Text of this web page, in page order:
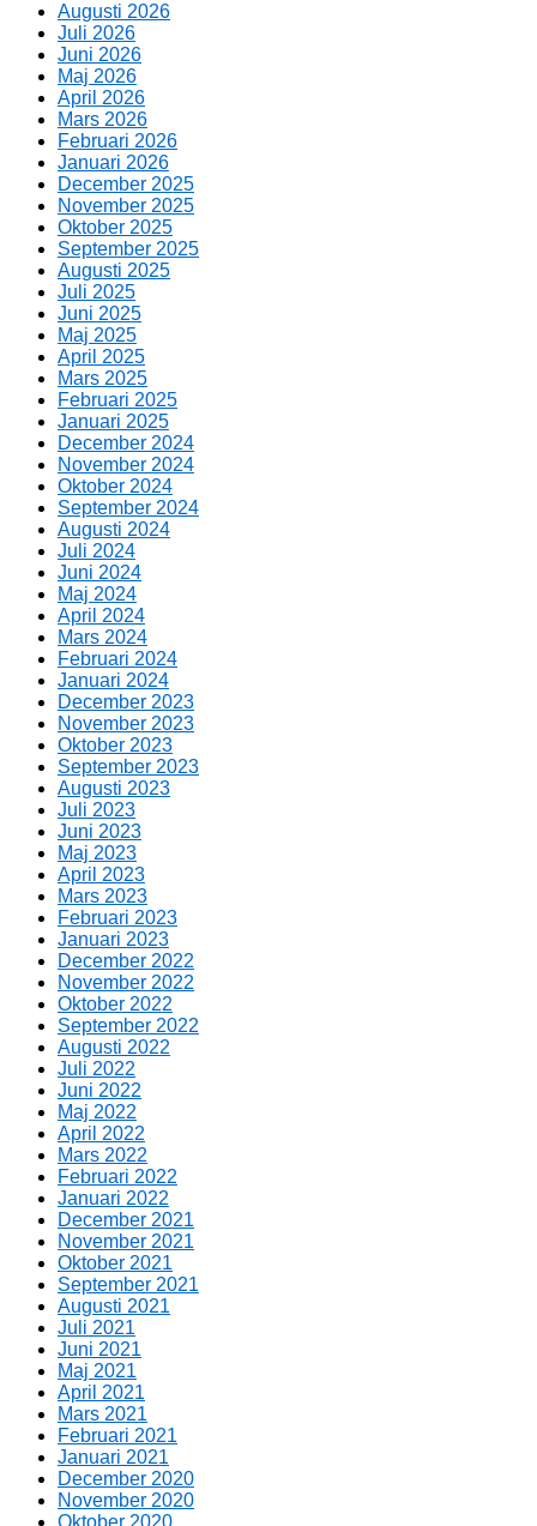
Augusti 2026
Juli 2026
Juni 2026
Maj 2026
April 2026
Mars 2026
Februari 2026
Januari 2026
December 2025
November 2025
Oktober 2025
September 2025
Augusti 2025
Juli 2025
Juni 2025
Maj 2025
April 2025
Mars 2025
Februari 2025
Januari 2025
December 2024
November 2024
Oktober 2024
September 2024
Augusti 2024
Juli 2024
Juni 2024
Maj 2024
April 2024
Mars 2024
Februari 2024
Januari 2024
December 2023
November 2023
Oktober 2023
September 2023
Augusti 2023
Juli 2023
Juni 2023
Maj 2023
April 2023
Mars 2023
Februari 2023
Januari 2023
December 2022
November 2022
Oktober 2022
September 2022
Augusti 2022
Juli 2022
Juni 2022
Maj 2022
April 2022
Mars 2022
Februari 2022
Januari 2022
December 2021
November 2021
Oktober 2021
September 2021
Augusti 2021
Juli 2021
Juni 2021
Maj 2021
April 2021
Mars 2021
Februari 2021
Januari 2021
December 2020
November 2020
Oktober 2020